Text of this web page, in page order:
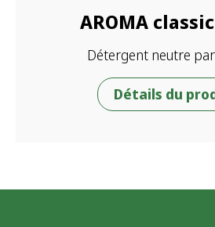
AROMA
Détergent neutre
Détails du